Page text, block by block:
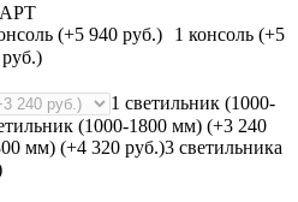
(+5 940 руб.)
1 консоль (+5
1 светильник (1000-
(1000-1800 мм) (+3 240
мм) (+4 320 руб.)3 светильника